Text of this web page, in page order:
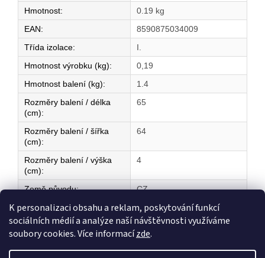
K personalizaci obsahu a reklam, poskytování funkcí
sociálních médií a analýze naší návštěvnosti využíváme
soubory cookies. Více informacízde.
Hmotnost:
0.19 kg
EAN:
8590875034009
Třída izolace:
I.
Hmotnost výrobku (kg):
0,19
Hmotnost balení (kg):
1.4
Rozměry balení / délka
(cm):
65
Rozměry balení / šířka
(cm):
64
Rozměry balení / výška
(cm):
4
Země původu: CZ